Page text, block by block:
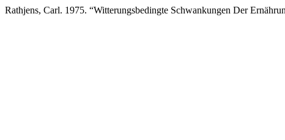
Rathjens, Carl. 1975. “Witterungsbedingte Schwankungen Der